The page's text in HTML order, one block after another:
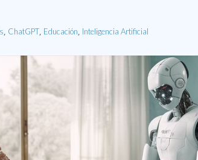
, ChatGPT, Educación, Inteligencia Artificial